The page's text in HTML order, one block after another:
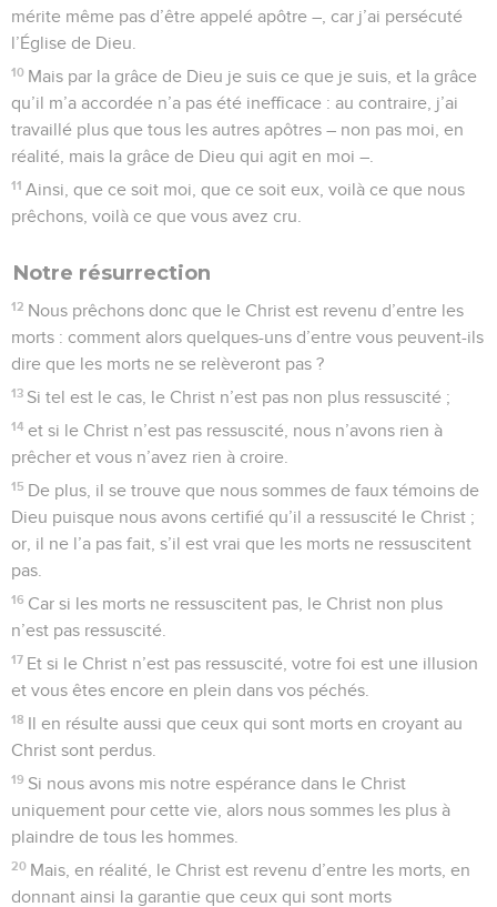
mérite même pas d’être appelé apôtre –, car j’ai persécuté
l’Église de Dieu.
10 Mais par la grâce de Dieu je suis ce que je suis, et la grâce
qu’il m’a accordée n’a pas été inefficace : au contraire, j’ai
travaillé plus que tous les autres apôtres – non pas moi, en
réalité, mais la grâce de Dieu qui agit en moi –.
11 Ainsi, que ce soit moi, que ce soit eux, voilà ce que nous
prêchons, voilà ce que vous avez cru.
Notre résurrection
12 Nous prêchons donc que le Christ est revenu d’entre les
morts : comment alors quelques-uns d’entre vous peuvent-ils
dire que les morts ne se relèveront pas ?
13 Si tel est le cas, le Christ n’est pas non plus ressuscité ;
14 et si le Christ n’est pas ressuscité, nous n’avons rien à
prêcher et vous n’avez rien à croire.
15 De plus, il se trouve que nous sommes de faux témoins de
Dieu puisque nous avons certifié qu’il a ressuscité le Christ ;
or, il ne l’a pas fait, s’il est vrai que les morts ne ressuscitent
pas.
16 Car si les morts ne ressuscitent pas, le Christ non plus
n’est pas ressuscité.
17 Et si le Christ n’est pas ressuscité, votre foi est une illusion
et vous êtes encore en plein dans vos péchés.
18 Il en résulte aussi que ceux qui sont morts en croyant au
Christ sont perdus.
19 Si nous avons mis notre espérance dans le Christ
uniquement pour cette vie, alors nous sommes les plus à
plaindre de tous les hommes.
20 Mais, en réalité, le Christ est revenu d’entre les morts, en
donnant ainsi la garantie que ceux qui sont morts